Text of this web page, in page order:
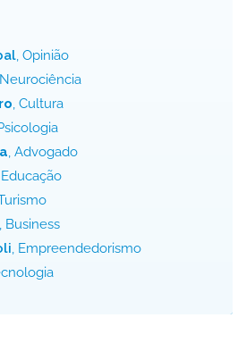
, Opinião
, Cultura
, Advogado
Educação
, Business
, Empreendedorismo